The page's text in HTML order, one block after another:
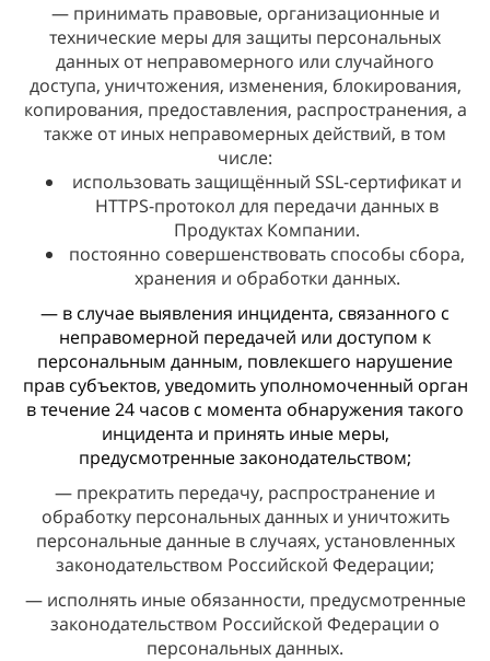
— принимать правовые, организационные и
технические меры для защиты персональных
данных от неправомерного или случайного
доступа, уничтожения, изменения, блокирования,
копирования, предоставления, распространения, а
также от иных неправомерных действий, в том
числе:
использовать защищённый SSL-сертификат и
HTTPS-протокол для передачи данных в
Продуктах Компании.
постоянно совершенствовать способы сбора,
хранения и обработки данных.
— в случае выявления инцидента, связанного с
неправомерной передачей или доступом к
персональным данным, повлекшего нарушение
прав субъектов, уведомить уполномоченный орган
в течение 24 часов с момента обнаружения такого
инцидента и принять иные меры,
предусмотренные законодательством;
— прекратить передачу, распространение и
обработку персональных данных и уничтожить
персональные данные в случаях, установленных
законодательством Российской Федерации;
— исполнять иные обязанности, предусмотренные
законодательством Российской Федерации о
персональных данных.